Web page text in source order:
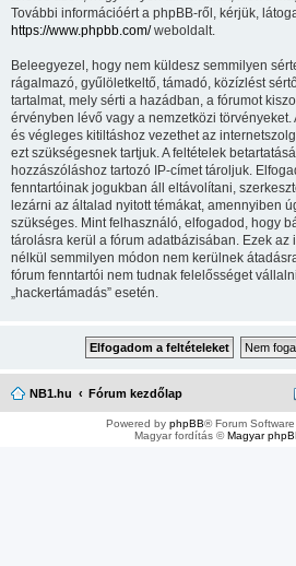
További információért a phpBB-ről, kérjük,
https://www.phpbb.com/weboldalt.
Beleegyezel, hogy nem küldesz semmilyen
rágalmazó, gyűlöletkeltő, támadó, közízlést
tartalmat, mely sérti a hazádban, a fórumot
érvényben lévő vagy a nemzetközi
és végleges kitiltáshoz vezethet az
ezt szükségesnek tartjuk. A feltételek
hozzászóláshoz tartozó IP-címet tároljuk.
fenntartóinak jogukban áll eltávolítani,
lezárni az általad nyitott témákat, amennyiben
szükséges. Mint felhasználó, elfogadod, hogy
tárolásra kerül a fórum adatbázisában. Ezek az
nélkül semmilyen módon nem kerülnek
fórum fenntartói nem tudnak felelősséget
„hackertámadás” esetén.
NB1.hu Fórum kezdőlap
Powered by phpBB® Forum
Magyar fordítás ©Magyar